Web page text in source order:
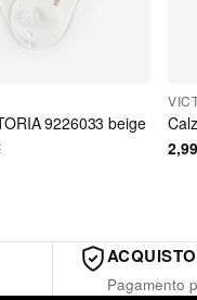
9226033 beige
Pagamento